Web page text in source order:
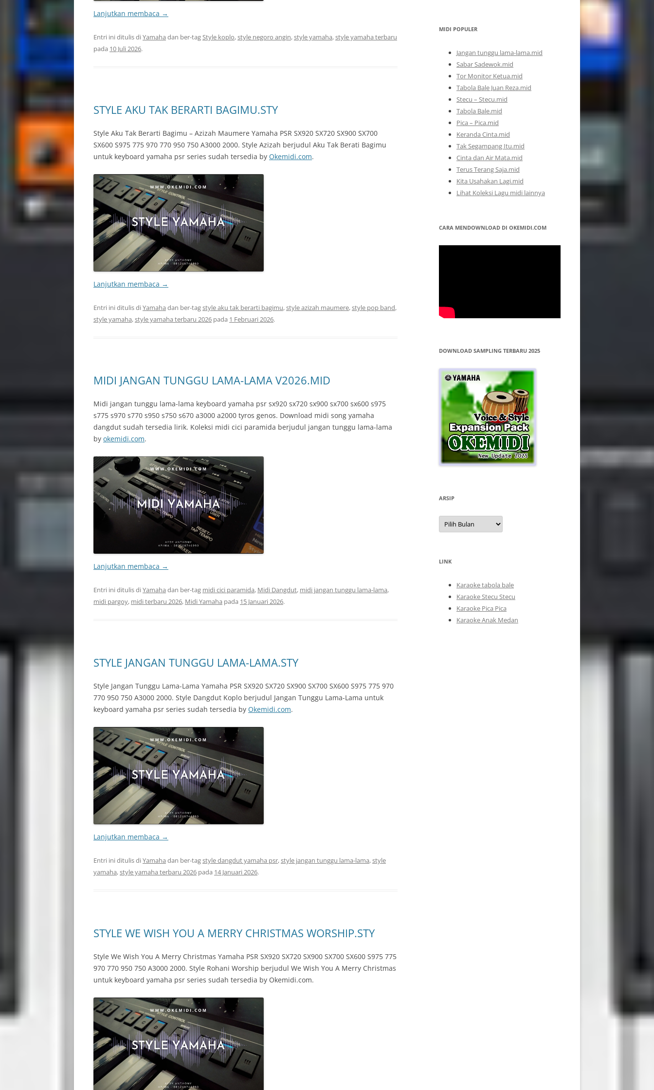
Lanjutkan membaca →
Entri ini ditulis diYamaha dan ber-tagStyle koplo,style negoro angin,style yamaha,style yamaha terbaru
pada 10 Juli 2026.
STYLE AKU TAK BERARTI BAGIMU.STY
Style Aku Tak Berarti Bagimu – Azizah Maumere Yamaha PSR SX920 SX720 SX900 SX700
SX600 S975 775 970 770 950 750 A3000 2000. Style Azizah berjudul Aku Tak Berati Bagimu
untuk keyboard yamaha psr series sudah tersedia by Okemidi.com.
Lanjutkan membaca →
Entri ini ditulis diYamaha dan ber-tagstyle aku tak berarti bagimu,style azizah maumere,style pop band,
style yamaha,style yamaha terbaru 2026 pada 1 Februari 2026.
MIDI JANGAN TUNGGU LAMA-LAMA V2026.MID
Midi jangan tunggu lama-lama keyboard yamaha psr sx920 sx720 sx900 sx700 sx600 s975
s775 s970 s770 s950 s750 s670 a3000 a2000 tyros genos. Download midi song yamaha
dangdut sudah tersedia lirik. Koleksi midi cici paramida berjudul jangan tunggu lama-lama
by okemidi.com.
Lanjutkan membaca →
Entri ini ditulis diYamaha dan ber-tag midi cici paramida, Midi Dangdut, midi jangan tunggu lama-lama,
midi pargoy, midi terbaru 2026, Midi Yamaha pada 15 Januari 2026.
STYLE JANGAN TUNGGU LAMA-LAMA.STY
Style Jangan Tunggu Lama-Lama Yamaha PSR SX920 SX720 SX900 SX700 SX600 S975 775 970
770 950 750 A3000 2000. Style Dangdut Koplo berjudul Jangan Tunggu Lama-Lama untuk
keyboard yamaha psr series sudah tersedia by Okemidi.com.
Lanjutkan membaca →
Entri ini ditulis diYamaha dan ber-tagstyle dangdut yamaha psr,style jangan tunggu lama-lama,style
yamaha,style yamaha terbaru 2026 pada 14 Januari 2026.
STYLE WE WISH YOU A MERRY CHRISTMAS WORSHIP.STY
Style We Wish You A Merry Christmas Yamaha PSR SX920 SX720 SX900 SX700 SX600 S975 775
970 770 950 750 A3000 2000. Style Rohani Worship berjudul We Wish You A Merry Christmas
untuk keyboard yamaha psr series sudah tersedia by Okemidi.com.
MIDI POPULER
Jangan tunggu lama-lama.mid
Sabar Sadewok.mid
Tor Monitor Ketua.mid
Tabola Bale Juan Reza.mid
Stecu – Stecu.mid
Tabola Bale.mid
Pica – Pica.mid
Keranda Cinta.mid
Tak Segampang Itu.mid
Cinta dan Air Mata.mid
Terus Terang Saja.mid
Kita Usahakan Lagi.mid
Lihat Koleksi Lagu midi lainnya
CARA MENDOWNLOAD DI OKEMIDI.COM
DOWNLOAD SAMPLING TERBARU 2025
ARSIP
Arsip
LINK
Karaoke tabola bale
Karaoke Stecu Stecu
Karaoke Pica Pica
Karaoke Anak Medan